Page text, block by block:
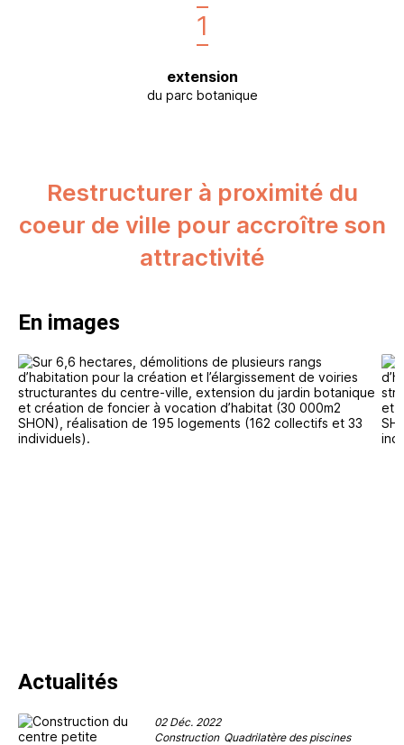
1
extension
du parc botanique
Restructurer à proximité du
coeur de ville pour accroître son
attractivité
En images
Actualités
02 Déc. 2022
Construction Quadrilatère des piscines